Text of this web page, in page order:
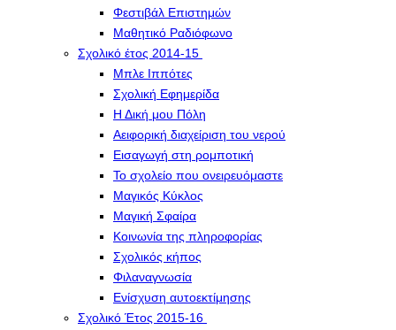
Φεστιβάλ Επιστημών
Μαθητικό Ραδιόφωνο
Σχολικό έτος 2014-15
Μπλε Ιππότες
Σχολική Εφημερίδα
Η Δική μου Πόλη
Αειφορική διαχείριση του νερού
Εισαγωγή στη ρομποτική
Το σχολείο που ονειρευόμαστε
Μαγικός Κύκλος
Μαγική Σφαίρα
Kοινωνία της πληροφορίας
Σχολικός κήπος
Φιλαναγνωσία
Eνίσχυση αυτοεκτίμησης
Σχολικό Έτος 2015-16